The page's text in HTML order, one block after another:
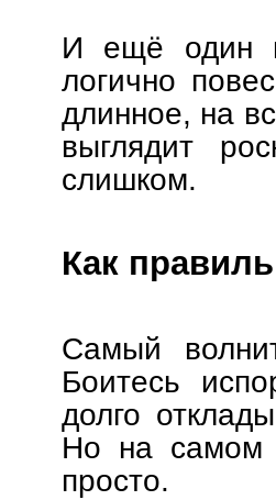
И ещё один
логично
длинное, на
выглядит
слишком.
Как
Самый
Боитесь
долго
Но на самом
просто.